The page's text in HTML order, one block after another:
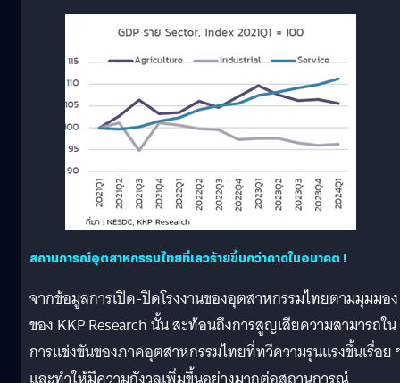
สถานการณ์อุตสาหกรรมไทยที่เลวร้ายขึ้นกว่าคาดในอนาคต !
จากข้อมูลการเปิด-ปิดโรงงานของอุตสาหกรรมไทยตามมุมมอง
ของ KKP Research นั้น สะท้อนถึงการสูญเสียความสามารถใน
การแข่งขันของภาคอุตสาหกรรมไทยที่ทวีความรุนแรงขึ้นเรื่อย